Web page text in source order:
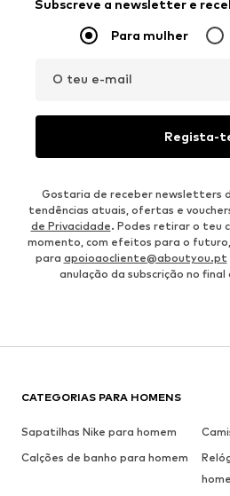
Subscreve a newsletter e
Para mulher
O teu e-mail
Regista-
Gostaria de receber newsletters
tendências atuais, ofertas e
de Privacidade. Podes retirar o teu
momento, com efeitos para o
para apoioaocliente@aboutyou.pt
anulação da subscrição no
CATEGORIAS PARA HOMENS
Sapatilhas Nike para homem
Calções de banho para homem